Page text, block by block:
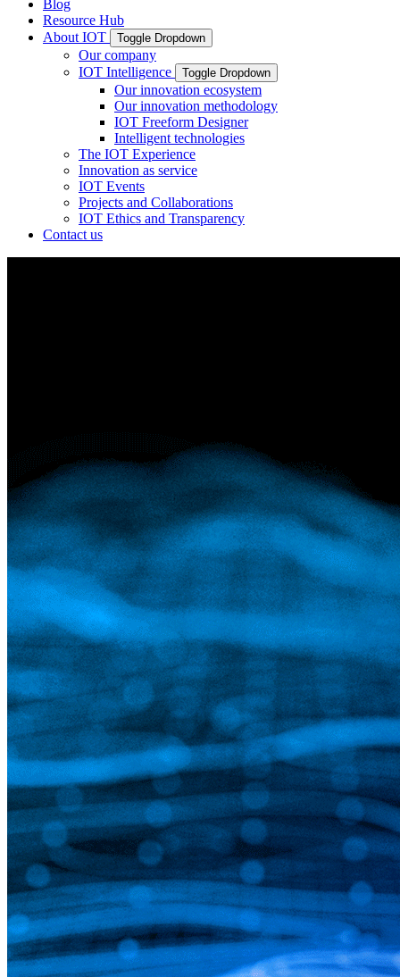
Blog
Resource Hub
About IOT
Toggle Dropdown
Our company
IOT Intelligence
Toggle Dropdown
Our innovation ecosystem
Our innovation methodology
IOT Freeform Designer
Intelligent technologies
The IOT Experience
Innovation as service
IOT Events
Projects and Collaborations
IOT Ethics and Transparency
Contact us